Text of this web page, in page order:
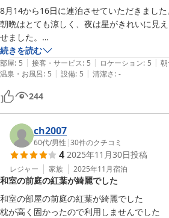
8月14から16日に連泊させていただきました
朝晩はとても涼しく、夜は星がきれいに見
せました。
お料理は一皿一皿、美しく、滋味深く、本当
た。
その他のサービスについても気持ち良く、快
人にもオススメしたいと思います。
続きを読む
部屋: 5 | 接客・サービス: 5 | ロケーション: 5 |
温泉・お風呂: 5 | 設備: 5 | 清潔さ: -
244
ch2007
60代/男性 |30件のクチコミ
4 2025年11月30日投稿
レジャー 家族 2025年11月宿泊
和室の前庭の紅葉が綺麗でした
和室の部屋の前庭の紅葉が綺麗でした
枕が高く固かったので利用しませんでした